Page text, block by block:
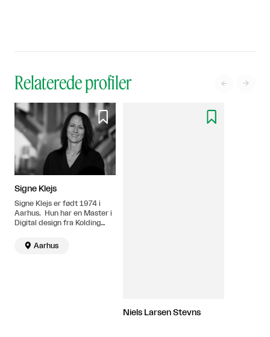
Relaterede profiler  

Signe Klejs
Signe Klejs er født 1974 i
Aarhus. Hun har en Master i
Digital design fra Kolding
der Künste Berlin. Hun bor i
 Aarhus

Niels Larsen Stevns